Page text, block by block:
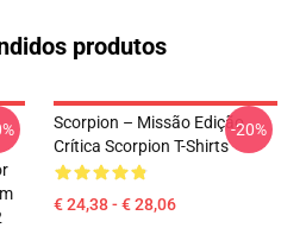
produtos
Scorpion – Missão Edição
Crítica Scorpion T-Shirts
€ 24,38 - € 28,06
-20%